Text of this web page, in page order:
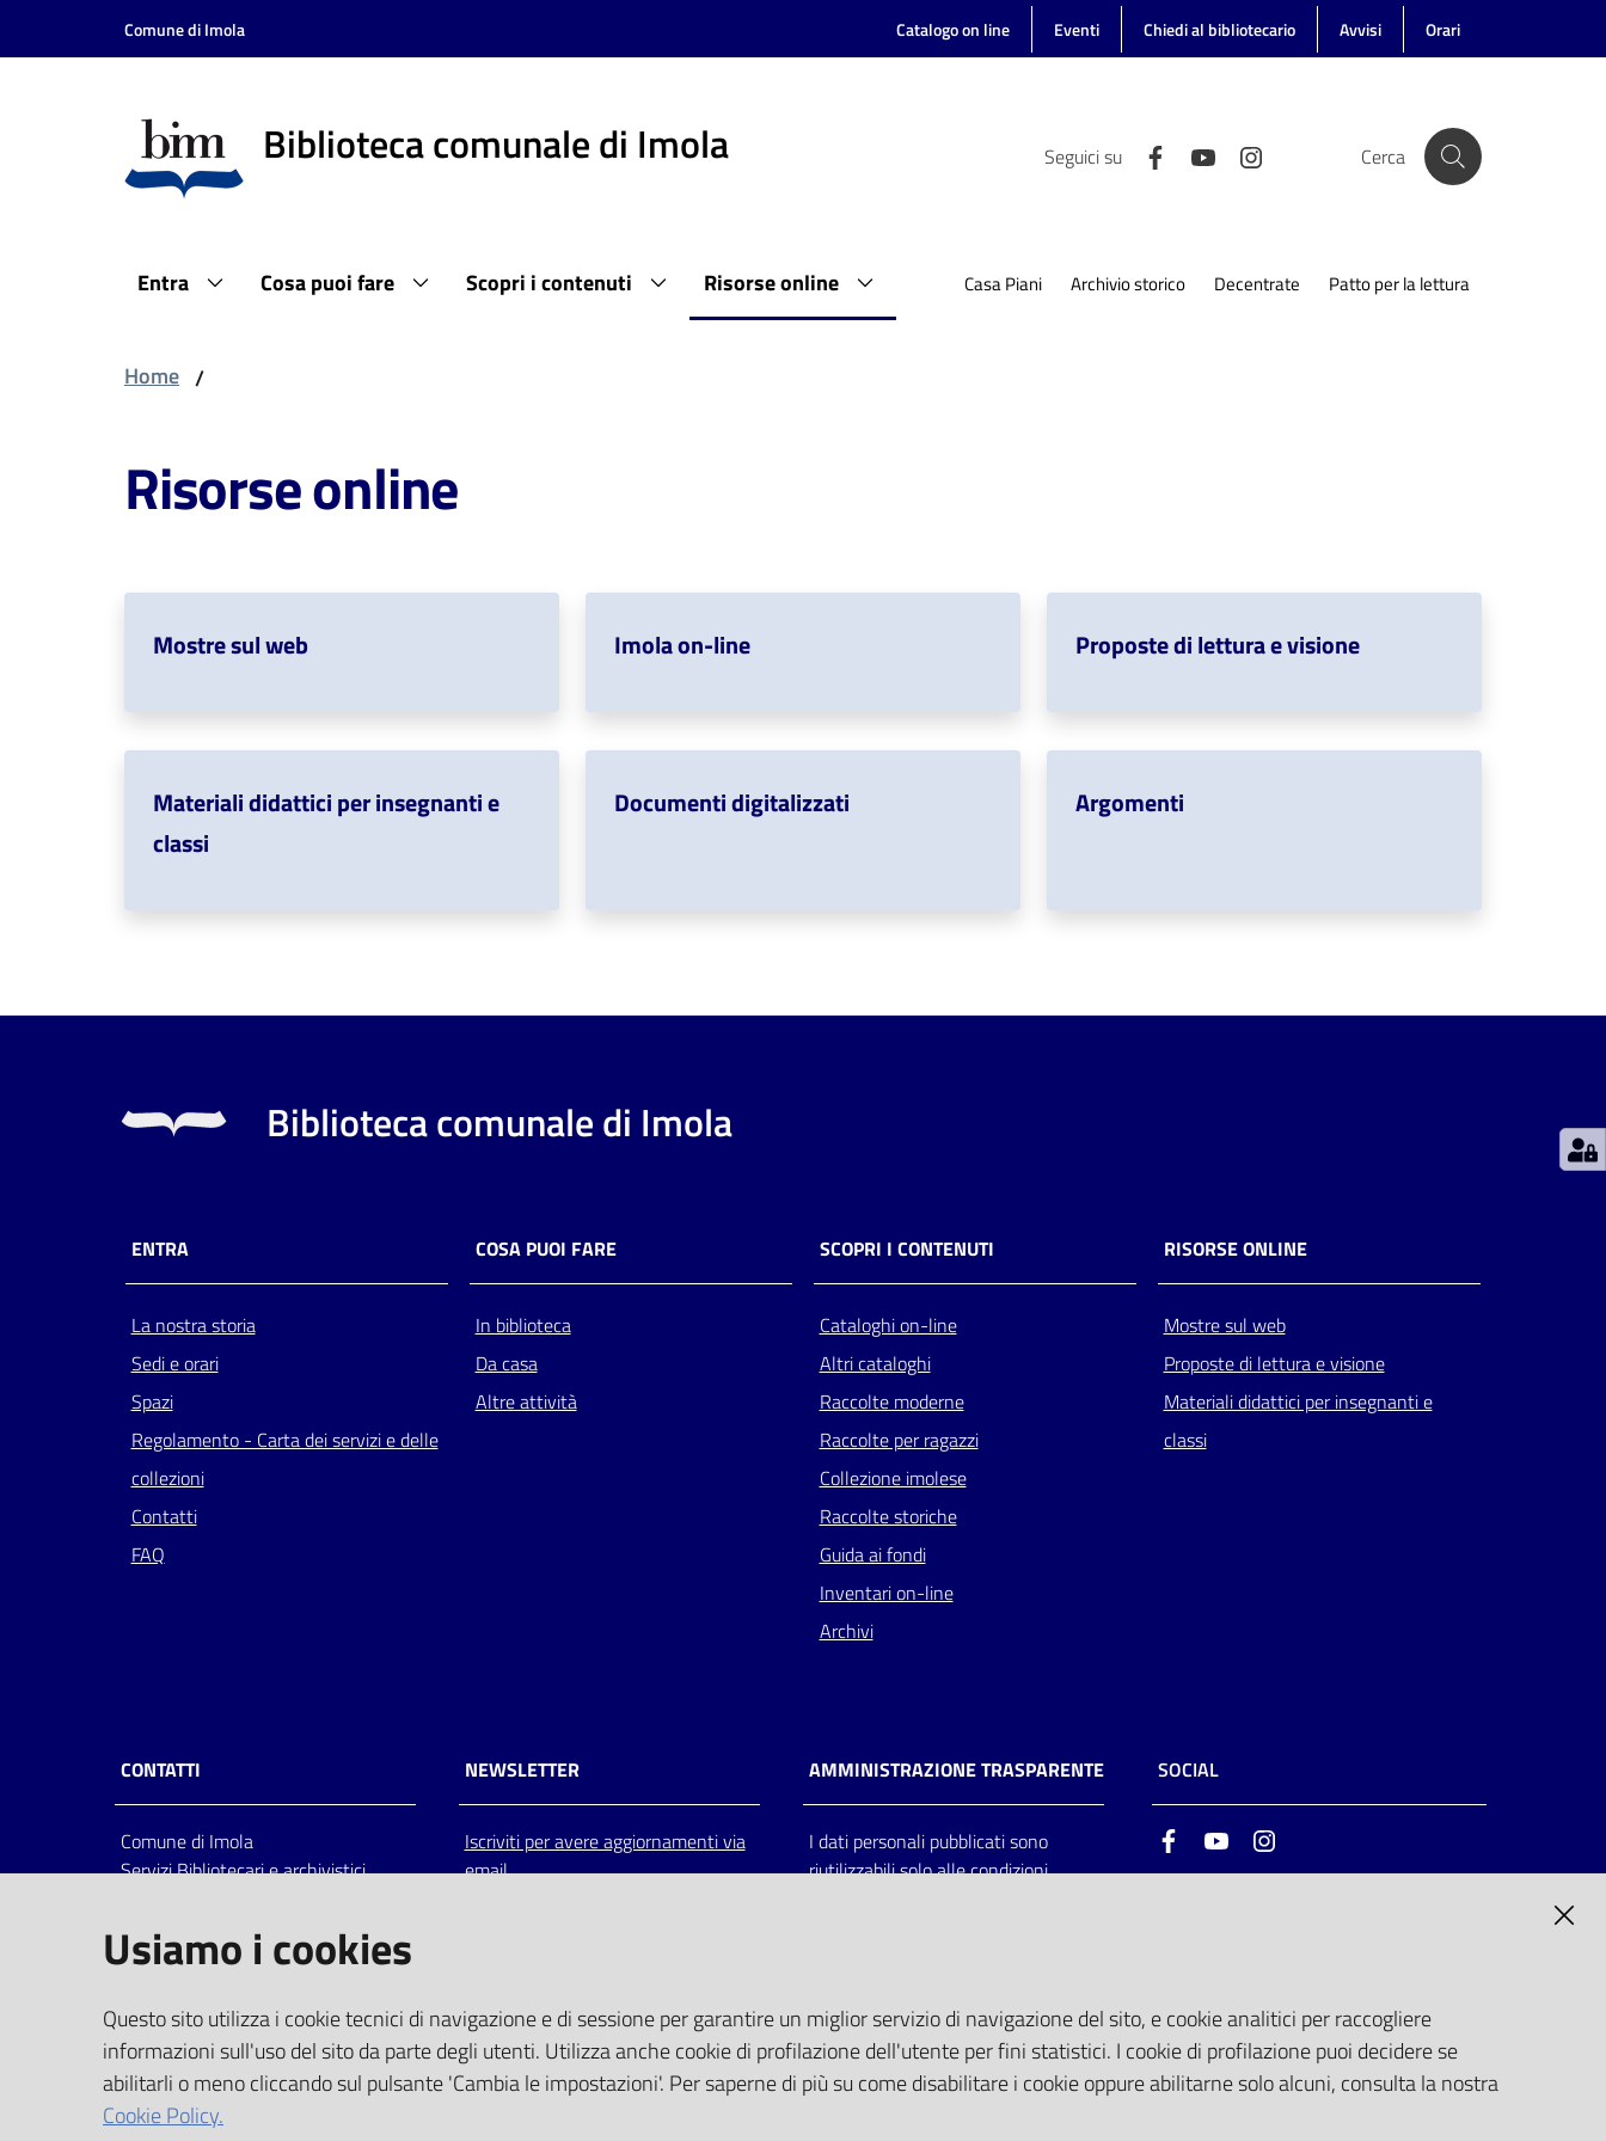
Vai al contenuto
Vai alla navigazione
Comune di Imola Catalogo on line Eventi Chiedi al bibliotecario Avvisi Orari
Biblioteca comunale di Imola Seguici su Cerca
Entra Cosa puoi fare Scopri i contenuti Risorse online Casa Piani Archivio storico Decentrate Patto per la lettura
Home /
Risorse online
Mostre sul web Imola on-line Proposte di lettura e visione
Materiali didattici per insegnanti e
classi
Documenti digitalizzati Argomenti
Biblioteca comunale di Imola
ENTRA
La nostra storia
Sedi e orari
Spazi
Regolamento - Carta dei servizi e delle
collezioni
Contatti
FAQ
COSA PUOI FARE
In biblioteca
Da casa
Altre attività
SCOPRI I CONTENUTI
Cataloghi on-line
Altri cataloghi
Raccolte moderne
Raccolte per ragazzi
Collezione imolese
Raccolte storiche
Guida ai fondi
Inventari on-line
Archivi
RISORSE ONLINE
Mostre sul web
Proposte di lettura e visione
Materiali didattici per insegnanti e
classi
CONTATTI
Comune di Imola
Servizi Bibliotecari e archivistici
Italia
centralino: tel 0542.6026.36 fax
bim@comune.imola.bo.it
PEC
comune.imola@cert.provincia.bo.it
P.IVA 00523381200
C.F. 00794470377
NEWSLETTER
Iscriviti per avere aggiornamenti via
email
AMMINISTRAZIONE TRASPARENTE
I dati personali pubblicati sono
riutilizzabili solo alle condizioni
SOCIAL
FacebookYoutube
Usiamo i cookies
Questo sito utilizza i cookie tecnici di navigazione e di sessione per garantire un miglior servizio di navigazione del sito, e cookie analitici per raccogliere
informazioni sull'uso del sito da parte degli utenti. Utilizza anche cookie di profilazione dell'utente per fini statistici. I cookie di profilazione puoi decidere se
abilitarli o meno cliccando sul pulsante 'Cambia le impostazioni'. Per saperne di più su come disabilitare i cookie oppure abilitarne solo alcuni, consulta la nostra
Cookie Policy.